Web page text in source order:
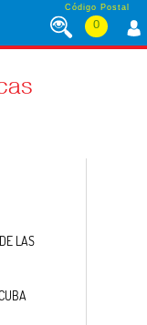
Código Postal
0
LAS